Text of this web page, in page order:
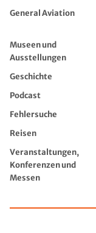
General Aviation
Museen und
Ausstellungen
Geschichte
Podcast
Fehlersuche
Reisen
Veranstaltungen,
Konferenzen und
Messen